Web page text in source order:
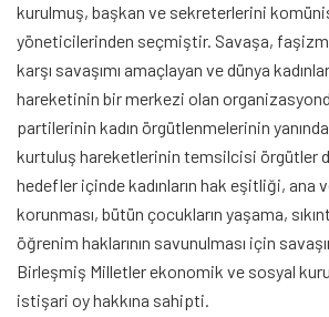
kurulmuş, başkan ve sekreterlerini
yöneticilerinden seçmiştir. Savaşa,
karşı savaşımı amaçlayan ve dünya
hareketinin bir merkezi olan
partilerinin kadın örgütlenmelerinin
kurtuluş hareketlerinin temsilcisi örgütler
hedefler içinde kadınların hak eşitliği, ana
korunması, bütün çocukların yaşama,
öğrenim haklarının savunulması için
Birleşmiş Milletler ekonomik ve sosyal
istişari oy hakkına sahipti.